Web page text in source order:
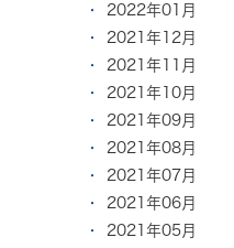
2022年01月
2021年12月
2021年11月
2021年10月
2021年09月
2021年08月
2021年07月
2021年06月
2021年05月